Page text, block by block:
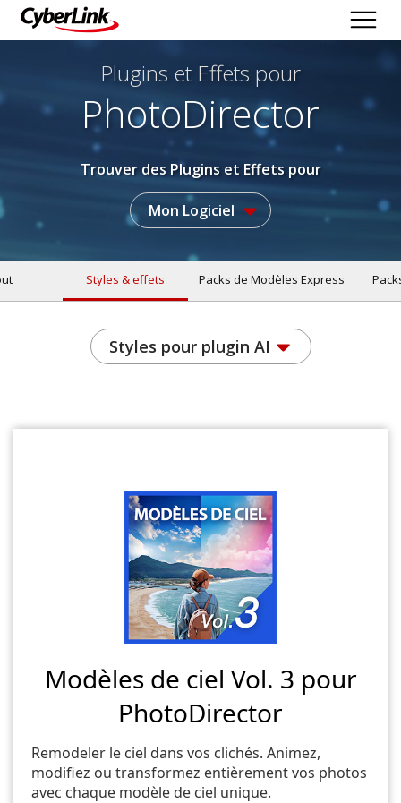
Plugins et Effets pour
PhotoDirector
Trouver des Plugins et Effets pour
Mon Logiciel
Styles & effets Packs de Modèles Express
Styles pour plugin AI
Modèles de ciel Vol. 3 pour
PhotoDirector
Remodeler le ciel dans vos clichés. Animez,
modifiez ou transformez entièrement vos photos
avec chaque modèle de ciel unique.